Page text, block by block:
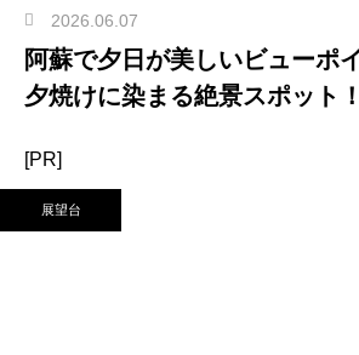
2026.06.07
阿蘇で夕日が美しいビューポ
夕焼けに染まる絶景スポット！
[PR]
展望台